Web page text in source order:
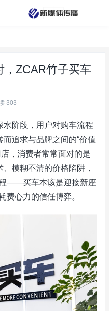
，ZCAR竹子买车
303
水阶段，用户对购车流程
而追求与品牌之间的“价值
，消费者常常面对的是
模糊不清的价格陷阱，
——买车本该是迎接新座
费心力的信任博弈。